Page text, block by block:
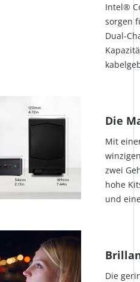
Intel®
sorgen
Dual-
Die
Mit
zwei
hohe
und
Die